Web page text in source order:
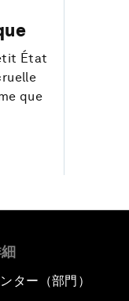
État
que
ター（部門）